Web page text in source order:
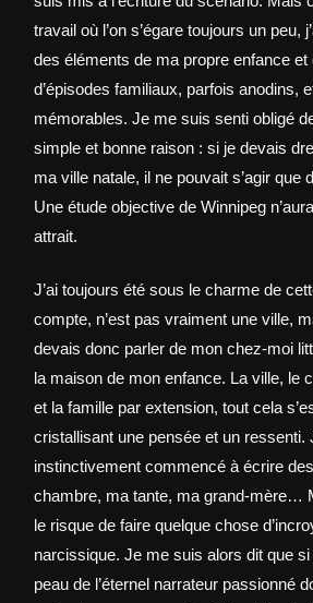
travail où l’on s’égare toujours un peu,
des éléments de ma propre enfance
d’épisodes familiaux, parfois anodins,
mémorables. Je me suis senti obligé
simple et bonne raison : si je devais
ma ville natale, il ne pouvait s’agir que
Une étude objective de Winnipeg
attrait.
J’ai toujours été sous le charme de
compte, n’est pas vraiment une ville,
devais donc parler de mon chez-moi
la maison de mon enfance. La ville, le
et la famille par extension, tout cela
cristallisant une pensée et un ressenti.
instinctivement commencé à écrire
chambre, ma tante, ma grand-mère…
le risque de faire quelque chose
narcissique. Je me suis alors dit que si
peau de l’éternel narrateur passionné